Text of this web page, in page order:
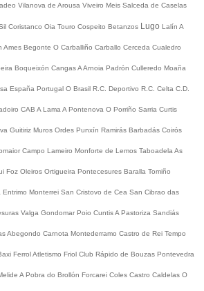
Vilanova de Arousa Viveiro Meis Salceda de Caselas
Coristanco Oia Touro Cospeito Betanzos Lugo Lalín A
Ames Begonte O Carballiño Carballo Cerceda Cualedro
Boqueixón CangasA Arnoia Padrón Culleredo Moaña
España Portugal O Brasil R.C. Deportivo R.C. Celta C.D.
CAB A Lama A Pontenova O Porriño Sarria Curtis
Guitiriz Muros Ordes Punxín Ramirás Barbadás Coirós
Campo Lameiro Monforte de Lemos Taboadela As
Foz Oleiros Ortigueira Pontecesures Baralla Tomiño
Entrimo Monterrei San Cristovo de Cea San Cibrao das
Valga Gondomar Poio CuntisA Pastoriza Sandiás
Abegondo Carnota Montederramo Castro de Rei Tempo
FerrolAtletismo Friol Club Rápido de Bouzas Pontevedra
A Pobra do Brollón Forcarei Coles Castro Caldelas O